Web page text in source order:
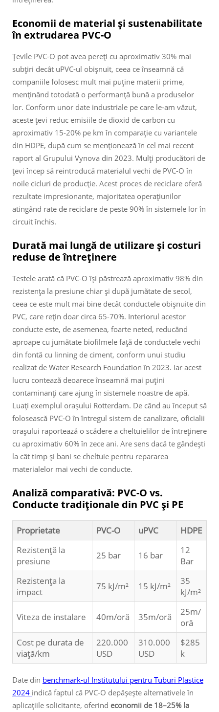
Economii de material și sustenabilitate
în extrudarea PVC-O
Țevile PVC-O pot avea pereți cu aproximativ 30% mai
subțiri decât uPVC-ul obișnuit, ceea ce înseamnă că
companiile folosesc mult mai puține materii prime,
menținând totodată o performanță bună a produselor
lor. Conform unor date industriale pe care le-am văzut,
aceste țevi reduc emisiile de dioxid de carbon cu
aproximativ 15-20% pe km în comparație cu variantele
din HDPE, după cum se menționează în cel mai recent
raport al Grupului Vynova din 2023. Mulți producători de
țevi încep să reintroducă materialul vechi de PVC-O în
noile cicluri de producție. Acest proces de reciclare oferă
rezultate impresionante, majoritatea operațiunilor
atingând rate de reciclare de peste 90% în sistemele lor în
circuit închis.
Durată mai lungă de utilizare și costuri
reduse de întreținere
Testele arată că PVC-O își păstrează aproximativ 98% din
rezistența la presiune chiar și după jumătate de secol,
ceea ce este mult mai bine decât conductele obișnuite din
PVC, care rețin doar circa 65-70%. Interiorul acestor
conducte este, de asemenea, foarte neted, reducând
aproape cu jumătate biofilmele față de conductele vechi
din fontă cu linning de ciment, conform unui studiu
realizat de Water Research Foundation în 2023. Iar acest
lucru contează deoarece înseamnă mai puțini
contaminanți care ajung în sistemele noastre de apă.
Luați exemplul orașului Rotterdam. De când au început să
folosească PVC-O în întregul sistem de canalizare, oficialii
orașului raportează o scădere a cheltuielilor de întreținere
cu aproximativ 60% în zece ani. Are sens dacă te gândești
la cât timp și bani se cheltuie pentru repararea
materialelor mai vechi de conducte.
Analiză comparativă: PVC-O vs.
Conducte tradiționale din PVC și PE
Proprietate PVC-O uPVC
HDPE
Rezistență la
presiune
25 bar 16 bar
12
Bar
Rezistența la
impact
75 kJ/m² 15 kJ/m²
35
kJ/m²
Viteza de instalare 40m/oră 35m/oră
25m/
oră
Cost pe durata de
viață/km
220.000
USD
310.000
USD
$285
k
Date din benchmark-ul Institutului pentru Tuburi Plastice
2024 indică faptul că PVC-O depășește alternativele în
aplicațiile solicitante, oferind economii de 18–25% la